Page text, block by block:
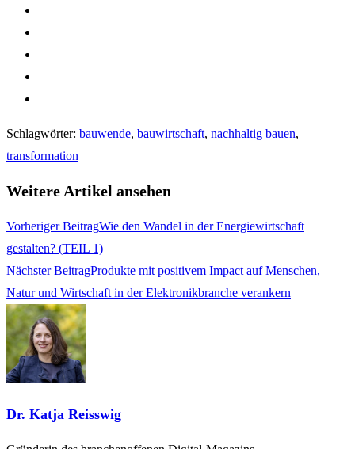
Schlagwörter: bauwende, bauwirtschaft, nachhaltig bauen,
transformation
Weitere Artikel ansehen
Vorheriger BeitragWie den Wandel in der Energiewirtschaft
gestalten? (TEIL 1)
Nächster BeitragProdukte mit positivem Impact auf Menschen,
Natur und Wirtschaft in der Elektronikbranche verankern
Dr. Katja Reisswig